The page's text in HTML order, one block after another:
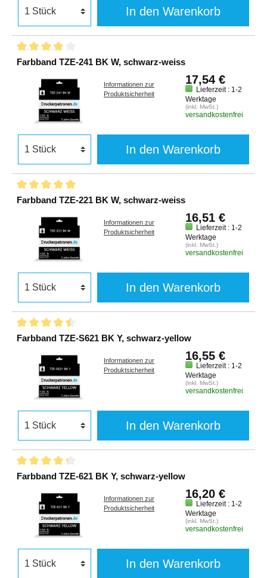
In den Warenkorb
Farbband TZE-241 BK W, schwarz-weiss
Informationen zur
Produktsicherheit
17,54 €
Lieferzeit : 1-2
Werktage
(inkl. MwSt.)
versandkostenfrei
In den Warenkorb
Farbband TZE-221 BK W, schwarz-weiss
Informationen zur
Produktsicherheit
16,51 €
Lieferzeit : 1-2
Werktage
(inkl. MwSt.)
versandkostenfrei
In den Warenkorb
Farbband TZE-S621 BK Y, schwarz-yellow
Informationen zur
Produktsicherheit
16,55 €
Lieferzeit : 1-2
Werktage
(inkl. MwSt.)
versandkostenfrei
In den Warenkorb
Farbband TZE-621 BK Y, schwarz-yellow
Informationen zur
Produktsicherheit
16,20 €
Lieferzeit : 1-2
Werktage
(inkl. MwSt.)
versandkostenfrei
In den Warenkorb